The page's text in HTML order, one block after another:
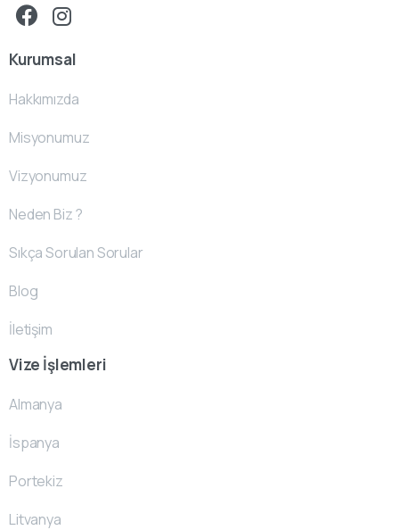
Kurumsal
Hakkımızda
Misyonumuz
Vizyonumuz
Neden Biz ?
Sıkça Sorulan Sorular
Blog
İletişim
Vize İşlemleri
Almanya
İspanya
Portekiz
Litvanya